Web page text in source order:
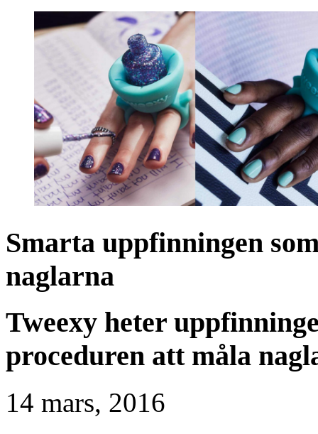
Smarta uppfinningen
naglarna
Tweexy heter
proceduren att måla
14 mars, 2016